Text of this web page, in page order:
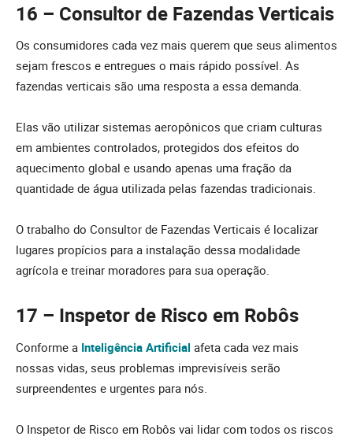
16 – Consultor de Fazendas Verticais
Os consumidores cada vez mais querem que seus alimentos
sejam frescos e entregues o mais rápido possível. As
fazendas verticais são uma resposta a essa demanda.
Elas vão utilizar sistemas aeropônicos que criam culturas
em ambientes controlados, protegidos dos efeitos do
aquecimento global e usando apenas uma fração da
quantidade de água utilizada pelas fazendas tradicionais.
O trabalho do Consultor de Fazendas Verticais é localizar
lugares propícios para a instalação dessa modalidade
agrícola e treinar moradores para sua operação.
17 – Inspetor de Risco em Robôs
Conforme a Inteligência Artificial afeta cada vez mais
nossas vidas, seus problemas imprevisíveis serão
surpreendentes e urgentes para nós.
O Inspetor de Risco em Robôs vai lidar com todos os riscos